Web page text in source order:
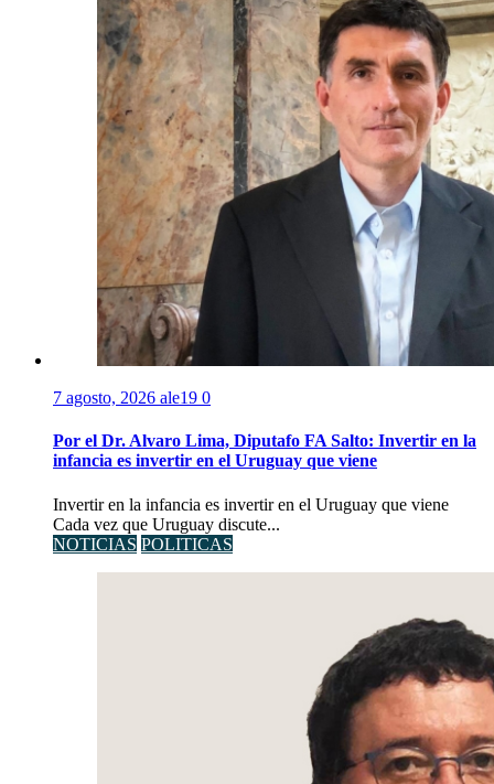
7 agosto, 2026 ale19 0
Por el Dr. Alvaro Lima, Diputafo FA Salto: Invertir en la
infancia es invertir en el Uruguay que viene
Invertir en la infancia es invertir en el Uruguay que viene
Cada vez que Uruguay discute...
NOTICIAS POLITICAS